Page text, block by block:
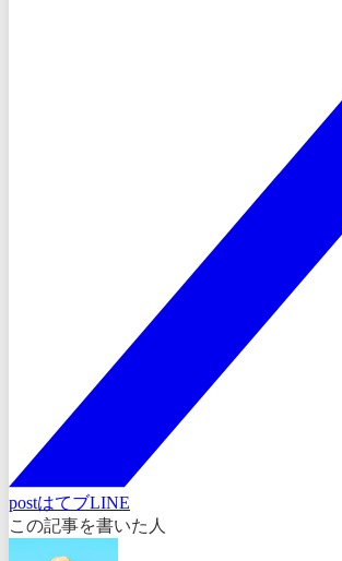
postはてブLINE
この記事を書いた人